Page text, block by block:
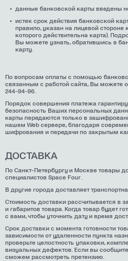
данные банковской карты введены
истек срок действия банковской
правило, указан на лицевой стороне
которого действительна карта).
Вы можете узнать, обратившись в
карту.
По вопросам оплаты с помощью
связанным с работой сайта, Вы можете
244-94-96.
Порядок совершения платежа
безопасность Ваших персональных
карты передаются только в
нашем Web сервере, благодаря
шифрования и передачи по закрытым
ДОСТАВКА
По Санкт-Петербургу и Москве товары
специалистов Space Four.
В другие города доставляет
Стоимость доставки рассчитывается в
и габаритов товара. Когда товар будет
с вами, чтобы уточнить дату и время
Срок доставки с момента готовности
зависимости от удаленности пункта
проверьте целостность упаковки,
визуальных дефектов. Если вы
сможем рассмотреть претензию.